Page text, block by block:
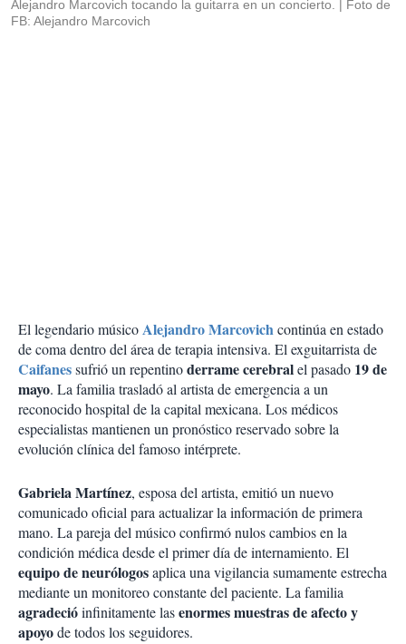
Alejandro Marcovich tocando la guitarra en un concierto.
Foto de
FB: Alejandro Marcovich
El legendario músicoAlejandro Marcovichcontinúa en estado
de coma dentro del área de terapia intensiva. El exguitarrista de
Caifanessufrió un repentinoderrame cerebralel pasado 19 de
mayo. La familia trasladó al artista de emergencia a un
reconocido hospital de la capital mexicana. Los médicos
especialistas mantienen un pronóstico reservado sobre la
evolución clínica del famoso intérprete.
Gabriela Martínez, esposa del artista, emitió un nuevo
comunicado oficial para actualizar la información de primera
mano. La pareja del músico confirmó nulos cambios en la
condición médica desde el primer día de internamiento. El
equipo de neurólogosaplica una vigilancia sumamente estrecha
mediante un monitoreo constante del paciente. La familia
agradecióinfinitamente lasenormes muestras de afectoy
apoyode todos los seguidores.